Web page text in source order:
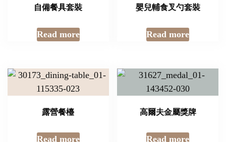
自備餐具套裝
Read more
嬰兒輔食叉勺套裝
Read more
露營餐檯
Read more
高爾夫金屬獎牌
Read more